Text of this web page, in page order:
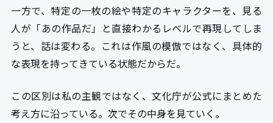
一方で、特定の一枚の絵や特定のキャラクターを、見る
人が「あの作品だ」と直接わかるレベルで再現してしま
うと、話は変わる。これは作風の模倣ではなく、具体的
な表現を持ってきている状態だからだ。
この区別は私の主観ではなく、文化庁が公式にまとめた
考え方に沿っている。次でその中身を見ていく。